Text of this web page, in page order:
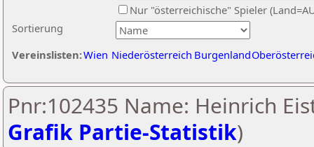
Sortierung
Nur "österreichische" Spieler
Vereinslisten:Wien Niederösterreich Burgenland
Pnr:102435 Name: Heinrich
Grafik Partie-Statistik)